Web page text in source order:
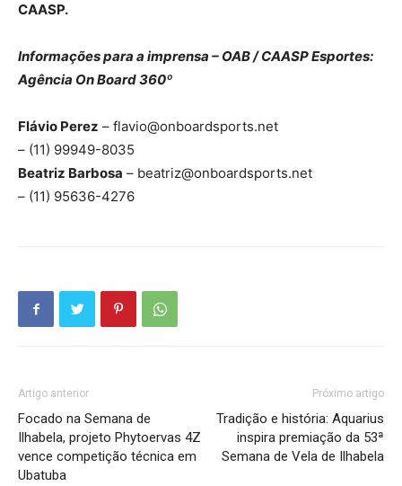
CAASP.
Informações para a imprensa – OAB / CAASP Esportes:
Agência On Board 360º
Flávio Perez – flavio@onboardsports.net
– (11) 99949-8035
Beatriz Barbosa – beatriz@onboardsports.net
– (11) 95636-4276
Artigo anterior
Focado na Semana de
Ilhabela, projeto Phytoervas 4Z
vence competição técnica em
Ubatuba
Próximo artigo
Tradição e história: Aquarius
inspira premiação da 53ª
Semana de Vela de Ilhabela